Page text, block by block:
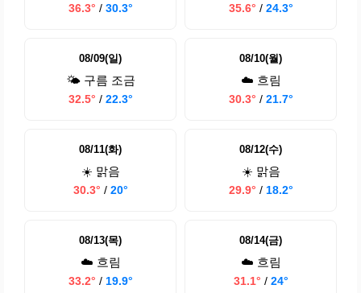
36.3° / 30.3° 35.6° / 24.3°
08/09(일)
🌤️ 구름 조금
32.5° / 22.3°
08/10(월)
☁️ 흐림
30.3° / 21.7°
08/11(화)
☀️ 맑음
30.3° / 20°
08/12(수)
☀️ 맑음
29.9° / 18.2°
08/13(목)
☁️ 흐림
33.2° / 19.9°
08/14(금)
☁️ 흐림
31.1° / 24°